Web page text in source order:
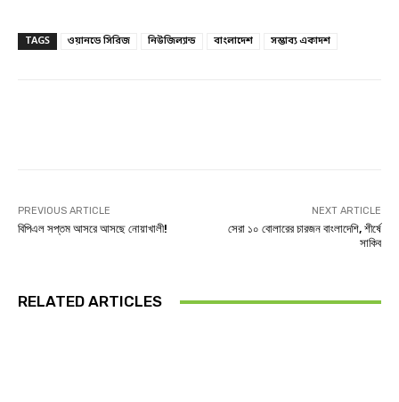
TAGS ওয়ানডে সিরিজ নিউজিল্যান্ড বাংলাদেশ সম্ভাব্য একাদশ
PREVIOUS ARTICLE
বিপিএল সপ্তম আসরে আসছে নোয়াখালী!
NEXT ARTICLE
সেরা ১০ বোলারের চারজন বাংলাদেশি, শীর্ষে
সাকিব
RELATED ARTICLES